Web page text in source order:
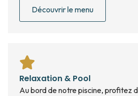
Découvrir le menu
Relaxation & Pool
Au bord de notre piscine, profitez